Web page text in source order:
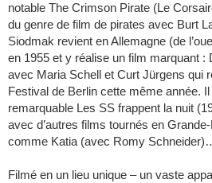
notable The Crimson Pirate (Le
du genre de film de pirates avec Burt
Siodmak revient en Allemagne (de
en 1955 et y réalise un film marquant :
avec Maria Schell et Curt Jürgens qui
Festival de Berlin cette même année.
remarquable Les SS frappent la nuit
avec d’autres films tournés en
comme Katia (avec Romy
Filmé en un lieu unique – un vaste